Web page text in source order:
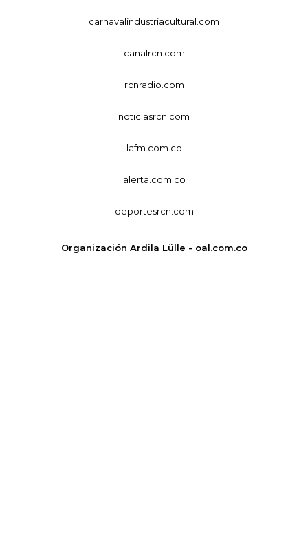
carnavalindustriacultural.com
canalrcn.com
rcnradio.com
noticiasrcn.com
lafm.com.co
alerta.com.co
deportesrcn.com
Organización Ardila Lülle - oal.com.co